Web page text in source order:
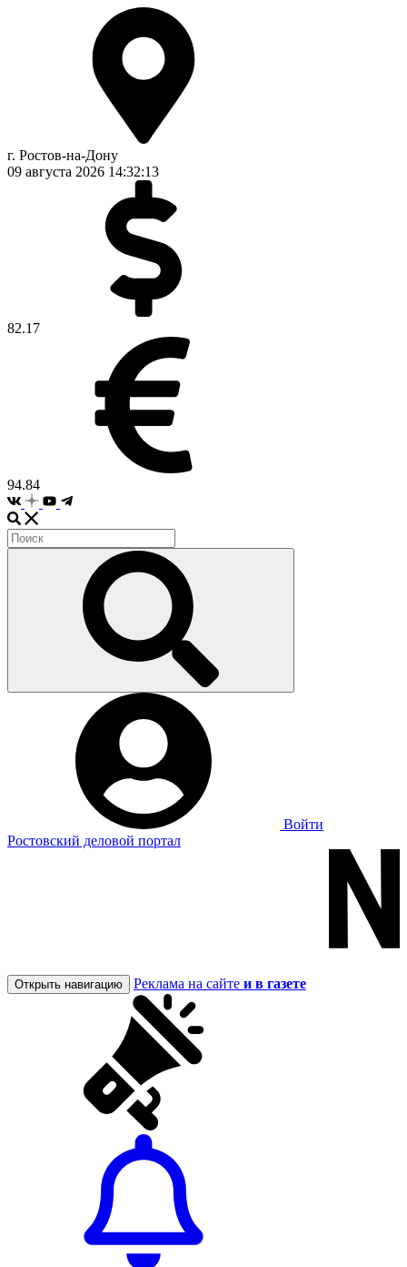
г. Ростов-на-Дону
09 августа 2026 14:32:14
82.17
94.84
Войти
Ростовский деловой портал
Открыть навигацию Реклама на сайте и в газете